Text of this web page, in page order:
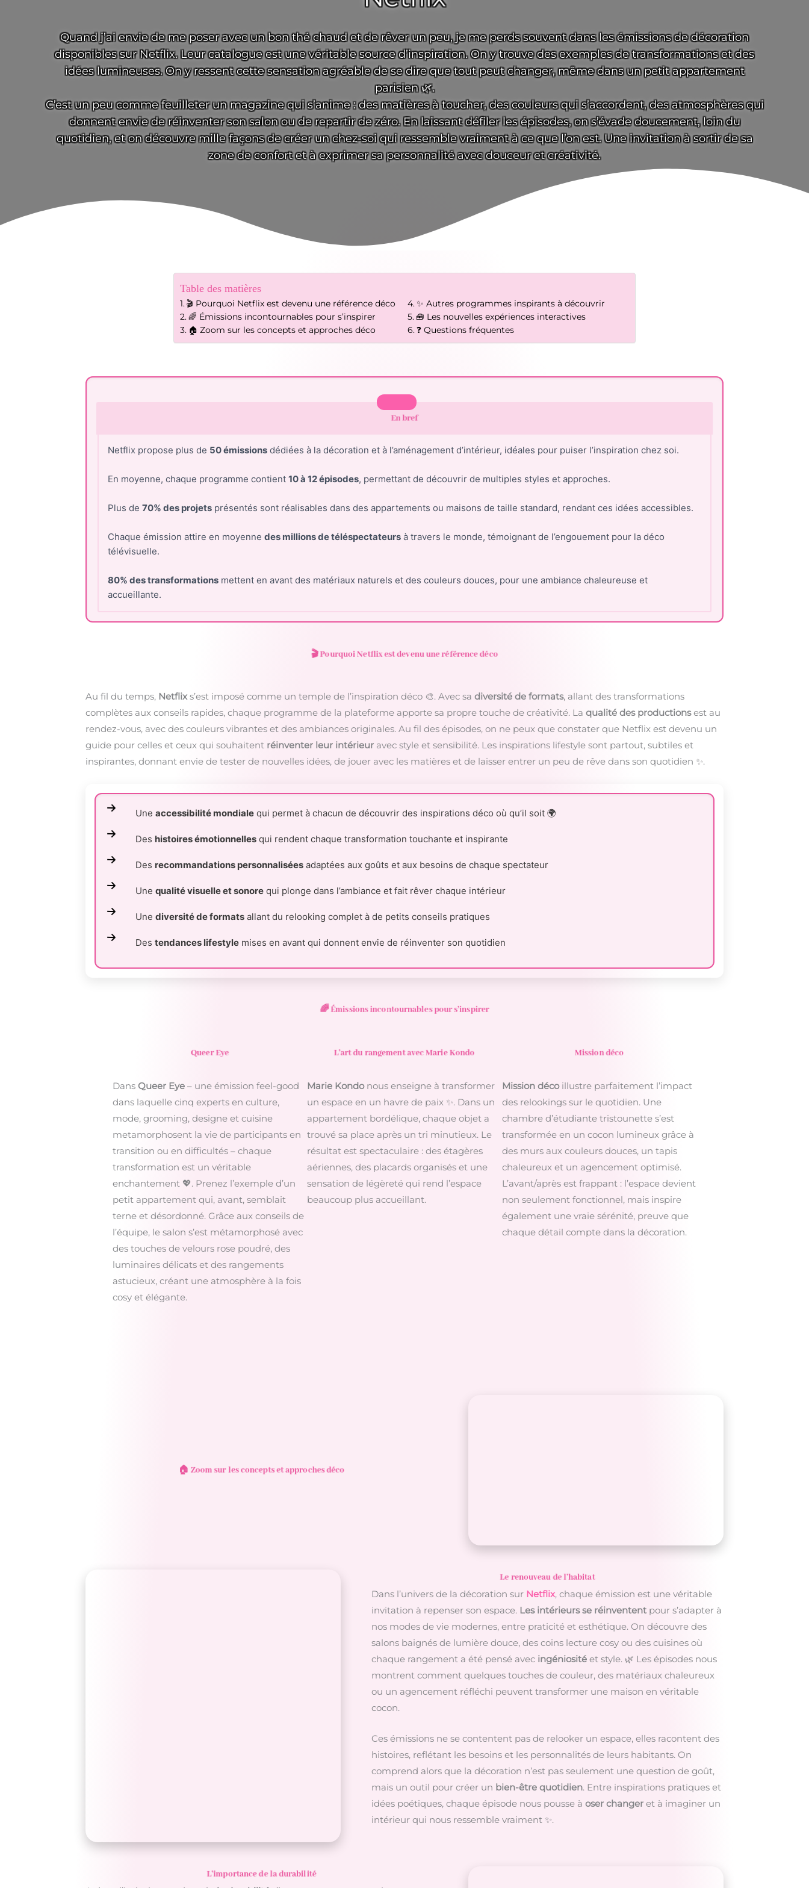
Quand j’ai envie de me poser avec un bon thé chaud et de rêver un peu, je me perds souvent dans les émissions de décoration
disponibles sur Netflix. Leur catalogue est une véritable source d’inspiration. On y trouve des exemples de transformations et des
idées lumineuses. On y ressent cette sensation agréable de se dire que tout peut changer, même dans un petit appartement
parisien 🌿.
C’est un peu comme feuilleter un magazine qui s’anime : des matières à toucher, des couleurs qui s’accordent, des atmosphères qui
donnent envie de réinventer son salon ou de repartir de zéro. En laissant défiler les épisodes, on s’évade doucement, loin du
quotidien, et on découvre mille façons de créer un chez-soi qui ressemble vraiment à ce que l’on est. Une invitation à sortir de sa
zone de confort et à exprimer sa personnalité avec douceur et créativité.
Table des matières
🎬 Pourquoi Netflix est devenu une référence déco
🌈 Émissions incontournables pour s’inspirer
🏠 Zoom sur les concepts et approches déco
✨ Autres programmes inspirants à découvrir
🧰 Les nouvelles expériences interactives
❓ Questions fréquentes
En bref
Netflix propose plus de 50 émissions dédiées à la décoration et à l’aménagement d’intérieur, idéales pour puiser l’inspiration chez soi.
En moyenne, chaque programme contient 10 à 12 épisodes, permettant de découvrir de multiples styles et approches.
Plus de 70% des projets présentés sont réalisables dans des appartements ou maisons de taille standard, rendant ces idées accessibles.
Chaque émission attire en moyenne des millions de téléspectateurs à travers le monde, témoignant de l’engouement pour la déco
télévisuelle.
80% des transformations mettent en avant des matériaux naturels et des couleurs douces, pour une ambiance chaleureuse et
accueillante.
🎬 Pourquoi Netflix est devenu une référence déco
Au fil du temps, Netflixs’est imposé comme un temple de l’inspiration déco 🎨. Avec sa diversité de formats, allant des transformations
complètes aux conseils rapides, chaque programme de la plateforme apporte sa propre touche de créativité. La qualité des productionsest au
rendez-vous, avec des couleurs vibrantes et des ambiances originales. Au fil des épisodes, on ne peux que constater que Netflix est devenu un
guide pour celles et ceux qui souhaitent réinventer leur intérieur avec style et sensibilité. Les inspirations lifestyle sont partout, subtiles et
inspirantes, donnant envie de tester de nouvelles idées, de jouer avec les matières et de laisser entrer un peu de rêve dans son quotidien ✨.
Une accessibilité mondiale qui permet à chacun de découvrir des inspirations déco où qu’il soit 🌍
Des histoires émotionnelles qui rendent chaque transformation touchante et inspirante
Des recommandations personnalisées adaptées aux goûts et aux besoins de chaque spectateur
Une qualité visuelle et sonore qui plonge dans l’ambiance et fait rêver chaque intérieur
Une diversité de formats allant du relooking complet à de petits conseils pratiques
Des tendances lifestyle mises en avant qui donnent envie de réinventer son quotidien
🌈 Émissions incontournables pour s’inspirer
Queer Eye
Dans Queer Eye – une émission feel-good
dans laquelle cinq experts en culture,
mode, grooming, designe et cuisine
metamorphosent la vie de participants en
transition ou en difficultés – chaque
transformation est un véritable
enchantement 💖. Prenez l’exemple d’un
petit appartement qui, avant, semblait
terne et désordonné. Grâce aux conseils de
l’équipe, le salon s’est métamorphosé avec
des touches de velours rose poudré, des
luminaires délicats et des rangements
astucieux, créant une atmosphère à la fois
cosy et élégante.
L’art du rangement avec Marie Kondo
Marie Kondonous enseigne à transformer
un espace en un havre de paix ✨. Dans un
appartement bordélique, chaque objet a
trouvé sa place après un tri minutieux. Le
résultat est spectaculaire : des étagères
aériennes, des placards organisés et une
sensation de légèreté qui rend l’espace
beaucoup plus accueillant.
Mission déco
Mission décoillustre parfaitement l’impact
des relookings sur le quotidien. Une
chambre d’étudiante tristounette s’est
transformée en un cocon lumineux grâce à
des murs aux couleurs douces, un tapis
chaleureux et un agencement optimisé.
L’avant/après est frappant : l’espace devient
non seulement fonctionnel, mais inspire
également une vraie sérénité, preuve que
chaque détail compte dans la décoration.
🏠 Zoom sur les concepts et approches déco
Le renouveau de l’habitat
Dans l’univers de la décoration sur Netflix, chaque émission est une véritable
invitation à repenser son espace. Les intérieurs se réinvententpour s’adapter à
nos modes de vie modernes, entre praticité et esthétique. On découvre des
salons baignés de lumière douce, des coins lecture cosy ou des cuisines où
chaque rangement a été pensé avec ingéniositéet style. 🌿 Les épisodes nous
montrent comment quelques touches de couleur, des matériaux chaleureux
ou un agencement réfléchi peuvent transformer une maison en véritable
cocon.
Ces émissions ne se contentent pas de relooker un espace, elles racontent des
histoires, reflétant les besoins et les personnalités de leurs habitants. On
comprend alors que la décoration n’est pas seulement une question de goût,
mais un outil pour créer un bien-être quotidien. Entre inspirations pratiques et
idées poétiques, chaque épisode nous pousse à oser changeret à imaginer un
intérieur qui nous ressemble vraiment ✨.
L’importance de la durabilité